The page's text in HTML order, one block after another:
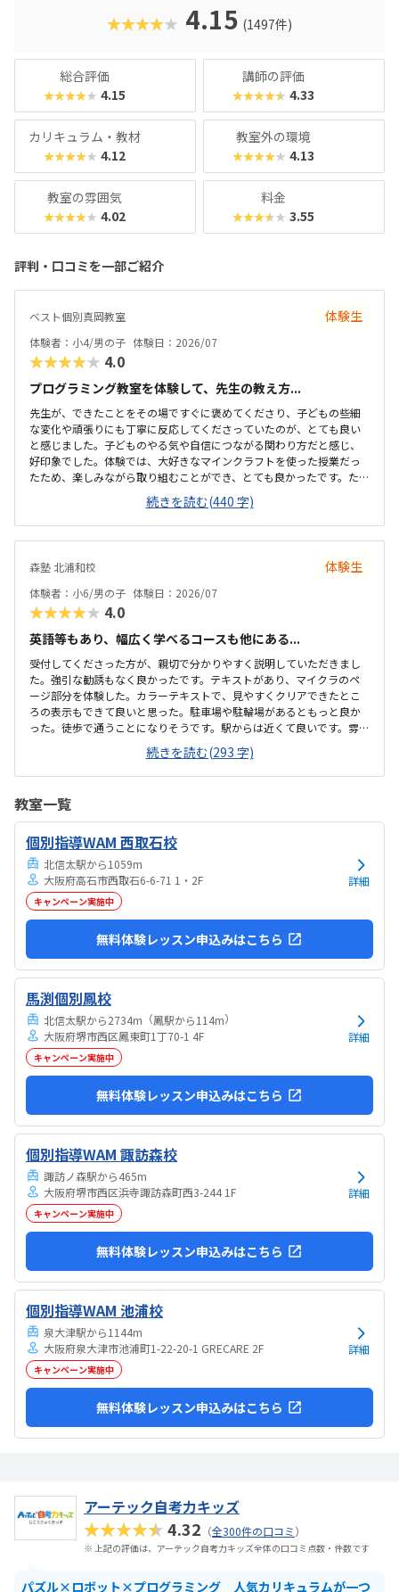
クに慣れている今の子どもでも、「安っぽい」「子どもっぽ
い」と思わず勉強に取り組めるでしょう。学習結果は通信簿
★★★★★ 4.15 (1497件)
総合評価
★★★★★ 4.15
講師の評価
★★★★★ 4.33
カリキュラム・教材
★★★★★ 4.12
教室外の環境
★★★★★ 4.13
教室の雰囲気
★★★★★ 4.02
料金
★★★★★ 3.55
評判・口コミを一部ご紹介
ベスト個別真岡教室 体験生
体験者：小4/男の子 体験日：2026/07
★★★★★ 4.0
プログラミング教室を体験して、先生の教え方...
先生が、できたことをその場ですぐに褒めてくださり、子どもの些細
な変化や頑張りにも丁寧に反応してくださっていたのが、とても良い
と感じました。子どものやる気や自信につながる関わり方だと感じ、
好印象でした。体験では、大好きなマインクラフトを使った授業だっ
たため、楽しみながら取り組むことができ、とても良かったです。た
だ、今後もずっとマインクラフトを使った内容ではないと伺ったの
で、その後も興味を持って取り組めるかどうかは少し気になる点でし
た。教室は自宅から15分ほどの距離にあり、通いやすいと感じまし
た。また、駐車場もあるため、送り迎えもしやすく、安心して通わせ
ているわけではありませんが、壁などで視線が分散しにくい工夫がさ
れており、集中しやすい雰囲気だと感じました。月4回（1回50分）で
約12,000円という料金は、我が家にとってはや...
続きを読む(440 字)
森塾 北浦和校 体験生
体験者：小6/男の子 体験日：2026/07
★★★★★ 4.0
英語等もあり、幅広く学べるコースも他にある...
受付してくださった方が、親切で分かりやすく説明していただきまし
た。強引な勧誘もなく良かったです。テキストがあり、マイクラのペ
ージ部分を体験した。カラーテキストで、見やすくクリアできたとこ
ろの表示もできて良いと思った。駐車場や駐輪場があるともっと良か
った。徒歩で通うことになりそうです。駅からは近くて良いです。雰囲
気も良く、清潔感もあった。部屋が区切られていて、個人スペースも
確保されていて良かった。基本料金以外に、追加料金があまり無さそ
うで良かった。できれば、毎月1万以内で通いたいです。子供に熱心に
気持ちになれて良かった。
続きを読む(293 字)
教室一覧
個別指導WAM 西取石校
北信太駅から1059m
大阪府高石市西取石6-6-71 1・2F
キャンペーン実施中
詳細
無料体験レッスン申込みはこちら
馬渕個別鳳校
北信太駅から2734m （鳳駅から114m）
大阪府堺市西区鳳東町1丁70-1 4F
キャンペーン実施中
詳細
無料体験レッスン申込みはこちら
個別指導WAM 諏訪森校
諏訪ノ森駅から465m
大阪府堺市西区浜寺諏訪森町西3-244 1F
キャンペーン実施中
詳細
無料体験レッスン申込みはこちら
個別指導WAM 池浦校
泉大津駅から1144m
大阪府泉大津市池浦町1-22-20-1 GRECARE 2F
キャンペーン実施中
詳細
無料体験レッスン申込みはこちら
アーテック自考力キッズ
★★★★★4.32 （全300件の口コミ）
※ 上記の評価は、アーテック自考力キッズ全体の口コミ点数・件数です
パズル×ロボット×プログラミング 人気カリキュラムが一つ